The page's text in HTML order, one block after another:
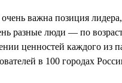
важна позиция
разные люди — по
ценностей каждого из
в 100 городах